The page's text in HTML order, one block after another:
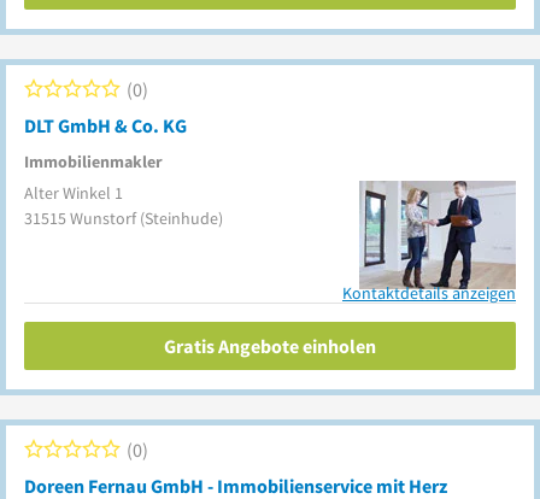
DLT GmbH & Co. KG
Immobilienmakler
0
Alter Winkel 1
31515Wunstorf (Steinhude)
Kontaktdetails anzeigen
Gratis Angebote einholen
Doreen Fernau GmbH - Immobilienservice mit Herz
0